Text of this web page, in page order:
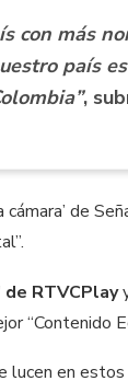
con más
país
,
de
de RTVCPlay
“Contenido
lucen en